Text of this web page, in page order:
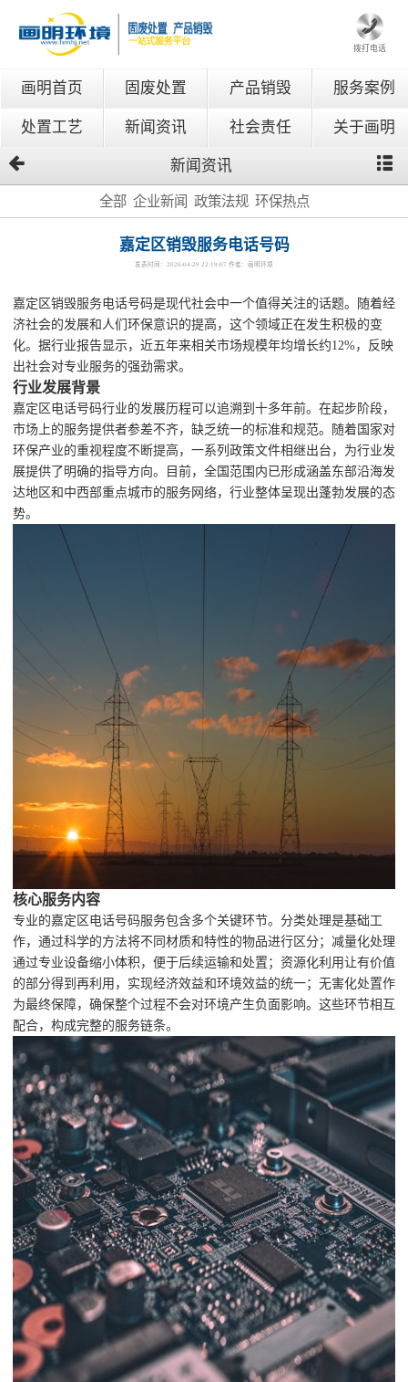
拨打电话
画明首页 固废处置 产品销毁 服务案例
处置工艺 新闻资讯 社会责任 关于画明
新闻资讯
全部 企业新闻 政策法规 环保热点
嘉定区销毁服务电话号码
发表时间：2026-04-29 22:19:07 作者：画明环境
嘉定区销毁服务电话号码是现代社会中一个值得关注的话题。随着经
济社会的发展和人们环保意识的提高，这个领域正在发生积极的变
化。据行业报告显示，近五年来相关市场规模年均增长约12%，反映
出社会对专业服务的强劲需求。
行业发展背景
嘉定区电话号码行业的发展历程可以追溯到十多年前。在起步阶段，
市场上的服务提供者参差不齐，缺乏统一的标准和规范。随着国家对
环保产业的重视程度不断提高，一系列政策文件相继出台，为行业发
展提供了明确的指导方向。目前，全国范围内已形成涵盖东部沿海发
达地区和中西部重点城市的服务网络，行业整体呈现出蓬勃发展的态
势。
核心服务内容
专业的嘉定区电话号码服务包含多个关键环节。分类处理是基础工
作，通过科学的方法将不同材质和特性的物品进行区分；减量化处理
通过专业设备缩小体积，便于后续运输和处置；资源化利用让有价值
的部分得到再利用，实现经济效益和环境效益的统一；无害化处置作
为最终保障，确保整个过程不会对环境产生负面影响。这些环节相互
配合，构成完整的服务链条。